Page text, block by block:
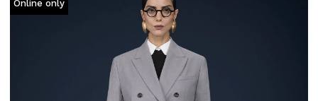
Online only